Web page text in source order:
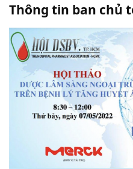
Thông tin ban chủ